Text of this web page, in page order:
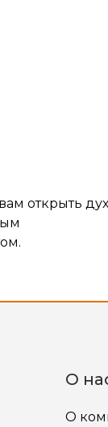
открыть дух
О
О